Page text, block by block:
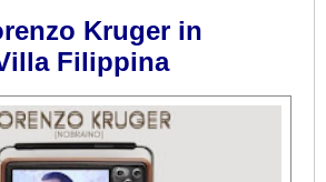
Kruger in
Filippina